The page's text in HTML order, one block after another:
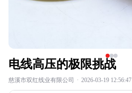
电线高压的极限挑战
慈溪市双红线业有限公司 · 2026-03-19 12:56:47